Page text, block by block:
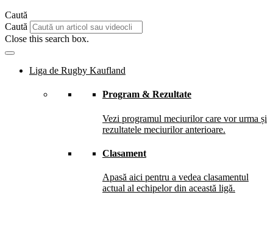
Caută
Caută
Close this search box.
Liga de Rugby Kaufland
Program & Rezultate
Vezi programul meciurilor care vor urma și
rezultatele meciurilor anterioare.
Clasament
Apasă aici pentru a vedea clasamentul
actual al echipelor din această ligă.